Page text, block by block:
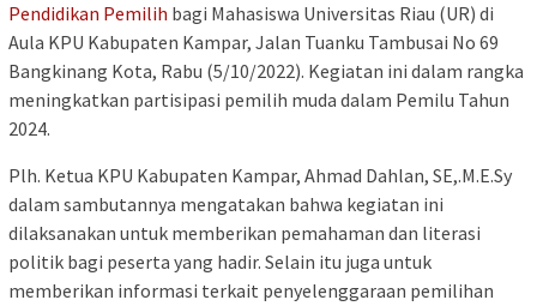
Pendidikan Pemilih bagi Mahasiswa Universitas Riau (UR) di
Aula KPU Kabupaten Kampar, Jalan Tuanku Tambusai No 69
Bangkinang Kota, Rabu (5/10/2022). Kegiatan ini dalam rangka
meningkatkan partisipasi pemilih muda dalam Pemilu Tahun
2024.
Plh. Ketua KPU Kabupaten Kampar, Ahmad Dahlan, SE,.M.E.Sy
dalam sambutannya mengatakan bahwa kegiatan ini
dilaksanakan untuk memberikan pemahaman dan literasi
politik bagi peserta yang hadir. Selain itu juga untuk
memberikan informasi terkait penyelenggaraan pemilihan